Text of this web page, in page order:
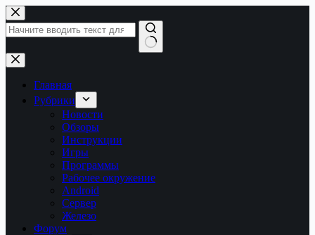
Перейти
к
сути
Ничего
не
найденоГлавная
Рубрики
Новости
Обзоры
Инструкции
Игры
Программы
Рабочее окружение
Android
Сервер
Железо
Форум